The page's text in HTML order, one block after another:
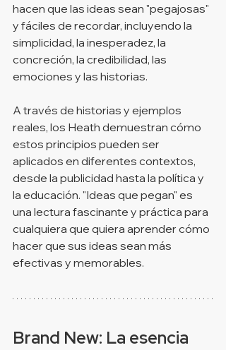
hacen que las ideas sean "pegajosas"
y fáciles de recordar, incluyendo la
simplicidad, la inesperadez, la
concreción, la credibilidad, las
emociones y las historias.
A través de historias y ejemplos
reales, los Heath demuestran cómo
estos principios pueden ser
aplicados en diferentes contextos,
desde la publicidad hasta la política y
la educación. "Ideas que pegan" es
una lectura fascinante y práctica para
cualquiera que quiera aprender cómo
hacer que sus ideas sean más
efectivas y memorables.
Brand New: La esencia